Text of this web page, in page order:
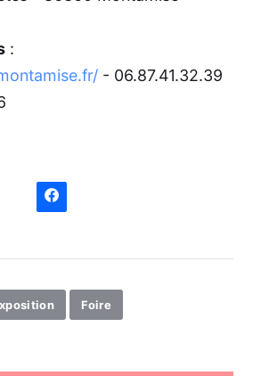
:
- 06.87.41.32.39
Foire